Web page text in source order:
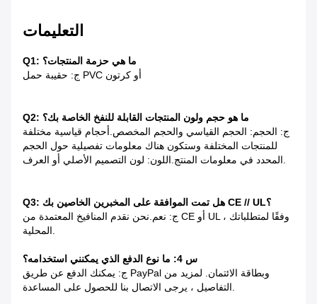
التعليمات
Q1: ما هي حزمة المنتجات؟
ج: حقيبة حمل PVC أو كرتون
Q2: ما هو حجم ولون المنتجات القابلة للنفخ الخاصة بك؟
ج: الحجم: الحجم القياسي والحجم المخصص.أحجام قياسية مختلفة
للمنتجات المختلفة وستكون هناك معلومات تفصيلية حول الحجم
المحدد في معلومات المنتج.اللون: لون التصميم الأصلي أو العرف.
Q3: هل تمت الموافقة على المخبرين الخاصين بك CE // UL؟
ج: نعم.نحن نقدم المنافيخ المعتمدة من CE أو UL ، وفقًا لمتطلباتك
المحلية.
س 4: ما نوع الدفع الذي يمكنني استخدامه؟
ج: يمكنك الدفع عن طريق PayPal وبطاقة الائتمان. لمزيد من
التفاصيل ، يرجى الاتصال بنا للحصول على المساعدة.